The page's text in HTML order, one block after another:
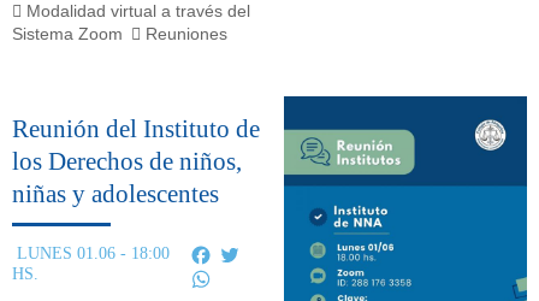
Modalidad virtual a través del
Sistema Zoom
Reuniones
Reunión del Instituto de
los Derechos de niños,
niñas y adolescentes
LUNES 01.06 - 18:00
HS.
Facebook